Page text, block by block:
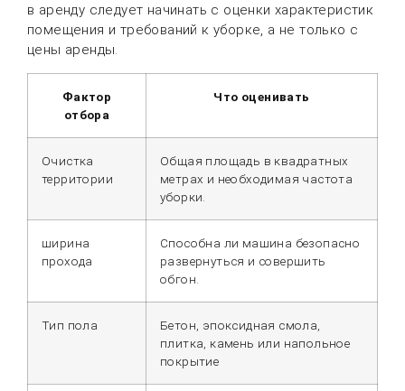
в аренду следует начинать с оценки характеристик
помещения и требований к уборке, а не только с
цены аренды.
Фактор
отбора
Что оценивать
Очистка
территории
Общая площадь в квадратных
метрах и необходимая частота
уборки.
ширина
прохода
Способна ли машина безопасно
развернуться и совершить
обгон.
Тип пола
Бетон, эпоксидная смола,
плитка, камень или напольное
покрытие